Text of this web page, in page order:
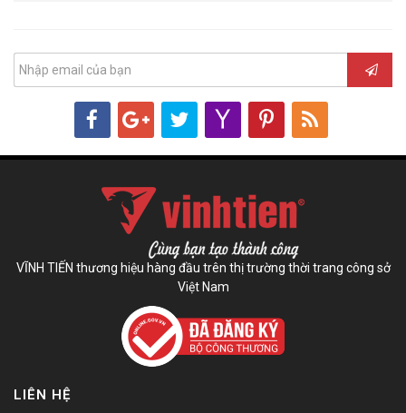
VĨNH TIẾN thương hiệu hàng đầu trên thị trường thời trang công sở
Việt Nam
LIÊN HỆ